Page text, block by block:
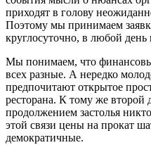
приходят в голову
Поэтому мы принимаем
круглосуточно, в любой день
Мы понимаем, что
всех разные. А нередко
предпочитают открытое
ресторана. К тому же второй
продолжением застолья
этой связи цены на прокат
демократичные.